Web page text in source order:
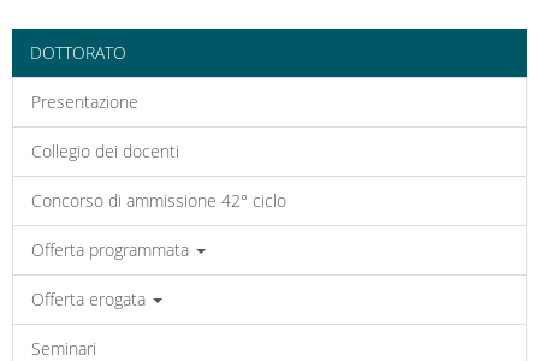
DOTTORATO
Presentazione
Collegio dei docenti
Concorso di ammissione 42° ciclo
Offerta programmata
Offerta erogata
Seminari